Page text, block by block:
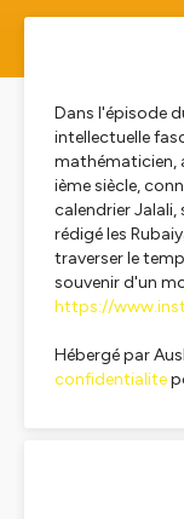
Dans l'épisode
intellectuelle
mathématicien,
ième siècle,
calendrier
rédigé les
traverser le
souvenir d'un
https://
Hébergé par
confidentialite